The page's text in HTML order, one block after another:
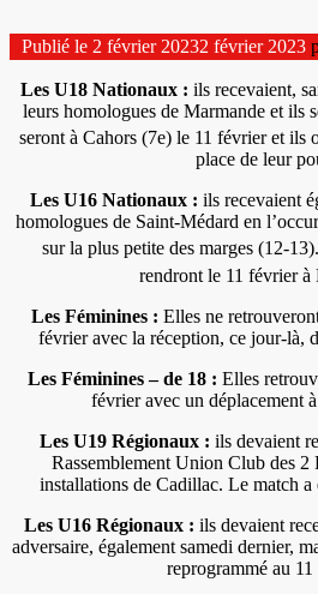
Publié le 2 février 20232 février 2023
Les U18 Nationaux : ils recevaient,
leurs homologues de Marmande et ils
seront à Cahors (7e) le 11 février et ils
place de leur
Les U16 Nationaux : ils recevaient
homologues de Saint-Médard en
sur la plus petite des marges (12-
rendront le 11 février à
Les Féminines : Elles ne
février avec la réception, ce jour-là,
Les Féminines – de 18 : Elles
février avec un déplacement
Les U19 Régionaux : ils devaient
Rassemblement Union Club des 2
installations de Cadillac. Le match a
Les U16 Régionaux : ils devaient
adversaire, également samedi dernier,
reprogrammé au